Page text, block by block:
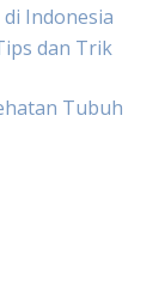
Indonesia
dan Trik
Tubuh